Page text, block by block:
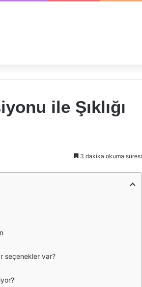
ile Şıklığı
3 dakika okuma süresi
seçenekler var?